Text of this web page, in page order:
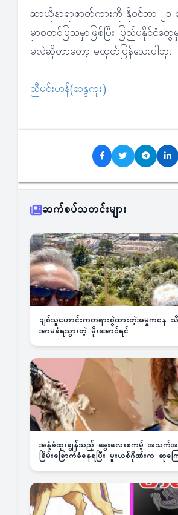
ဆာယိုနာရာဇာတ်ကားကို နိုဝင်ဘာ ၂၁
မှာစတင်ပြသမှာဖြစ်ပြီး ပြည်ပနိုင်ငံတွ
မလဲဆိုတာတော့ မထုတ်ပြန်သေးပါဘူး။
ညီမင်းဟန်(ဆန္ဒကူး)
ဆက်စပ်သတင်းများ
ချစ်သူဟောင်းကတရားစွဲထားတဲ့အမှုကနေ သိ
အာမခံရသွားတဲ့ မိုးအောင်ရင်
အနံ့ခံထူးချွန်သည့် ခွေးလေးစကမ့် အသက်အ
ခြိမ်းခြောက်ခံနေရပြီး မူးယစ်ဂိုဏ်းက ဆုက